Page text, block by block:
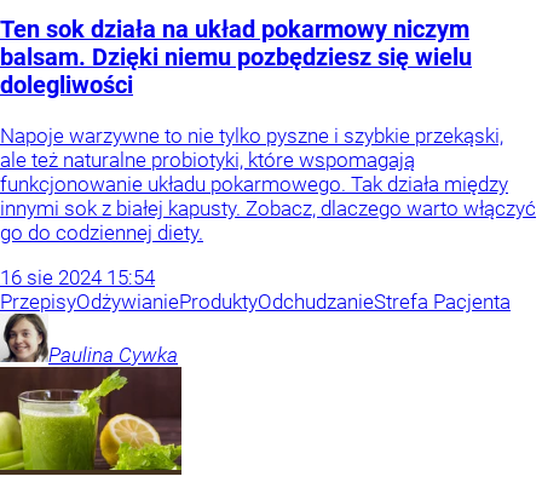
Ten sok działa na układ pokarmowy niczym
balsam. Dzięki niemu pozbędziesz się wielu
dolegliwości
Napoje warzywne to nie tylko pyszne i szybkie przekąski,
ale też naturalne probiotyki, które wspomagają
funkcjonowanie układu pokarmowego. Tak działa między
innymi sok z białej kapusty. Zobacz, dlaczego warto włączyć
go do codziennej diety.
16 sie 2024 15:54
PrzepisyOdżywianieProduktyOdchudzanieStrefa Pacjenta
Paulina Cywka